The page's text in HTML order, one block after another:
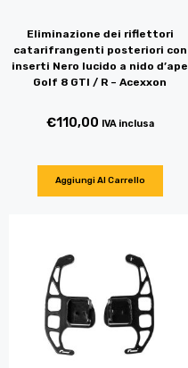
Eliminazione dei riflettori
catarifrangenti posteriori con
inserti Nero lucido a nido d’ape
Golf 8 GTI / R – Acexxon
€110,00 IVA inclusa
Aggiungi Al Carrello